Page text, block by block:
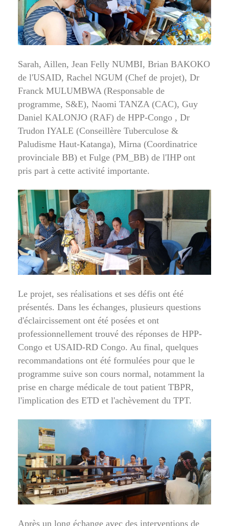
Sarah, Aillen, Jean Felly NUMBI, Brian BAKOKO
de l'USAID, Rachel NGUM (Chef de projet), Dr
Franck MULUMBWA (Responsable de
programme, S&E), Naomi TANZA (CAC), Guy
Daniel KALONJO (RAF) de HPP-Congo , Dr
Trudon IYALE (Conseillère Tuberculose &
Paludisme Haut-Katanga), Mirna (Coordinatrice
provinciale BB) et Fulge (PM_BB) de l'IHP ont
pris part à cette activité importante.
Le projet, ses réalisations et ses défis ont été
présentés. Dans les échanges, plusieurs questions
d'éclaircissement ont été posées et ont
professionnellement trouvé des réponses de HPP-
Congo et USAID-RD Congo. Au final, quelques
recommandations ont été formulées pour que le
programme suive son cours normal, notamment la
prise en charge médicale de tout patient TBPR,
l'implication des ETD et l'achèvement du TPT.
Après un long échange avec des interventions de